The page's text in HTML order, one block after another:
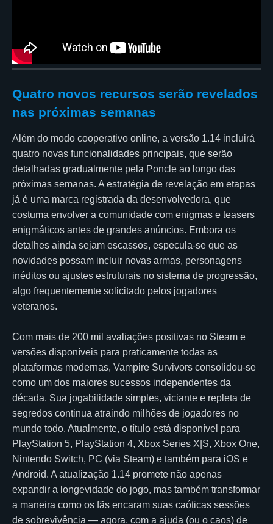
Quatro novos recursos serão revelados
nas próximas semanas
Além do modo cooperativo online, a versão 1.14 incluirá
quatro novas funcionalidades principais, que serão
detalhadas gradualmente pela Poncle ao longo das
próximas semanas. A estratégia de revelação em etapas
já é uma marca registrada da desenvolvedora, que
costuma envolver a comunidade com enigmas e teasers
enigmáticos antes de grandes anúncios. Embora os
detalhes ainda sejam escassos, especula-se que as
novidades possam incluir novas armas, personagens
inéditos ou ajustes estruturais no sistema de progressão,
algo frequentemente solicitado pelos jogadores
veteranos.
Com mais de 200 mil avaliações positivas no Steam e
versões disponíveis para praticamente todas as
plataformas modernas, Vampire Survivors consolidou-se
como um dos maiores sucessos independentes da
década. Sua jogabilidade simples, viciante e repleta de
segredos continua atraindo milhões de jogadores no
mundo todo. Atualmente, o título está disponível para
PlayStation 5, PlayStation 4, Xbox Series X|S, Xbox One,
Nintendo Switch, PC (via Steam) e também para iOS e
Android. A atualização 1.14 promete não apenas
expandir a longevidade do jogo, mas também transformar
a maneira como os fãs encaram suas caóticas sessões
de sobrevivência — agora, com a ajuda (ou o caos) de